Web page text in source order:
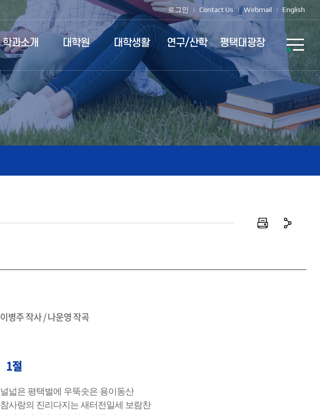
로그인 Contact Us Webmail English
학과소개 대학원 대학생활 연구/산학 평택대광장
이병주 작사 / 나운영 작곡
1절
널넓은 평택벌에 우뚝솟은 용이동산
참사랑의 진리다지는 새터전일세 보람찬